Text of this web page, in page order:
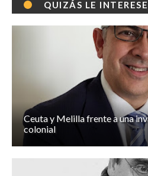
QUIZÁS LE INTERESE
Ceuta y Melilla frente a una
colonial